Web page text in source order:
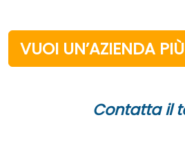
VUOI UN’AZIENDA
Contatta il